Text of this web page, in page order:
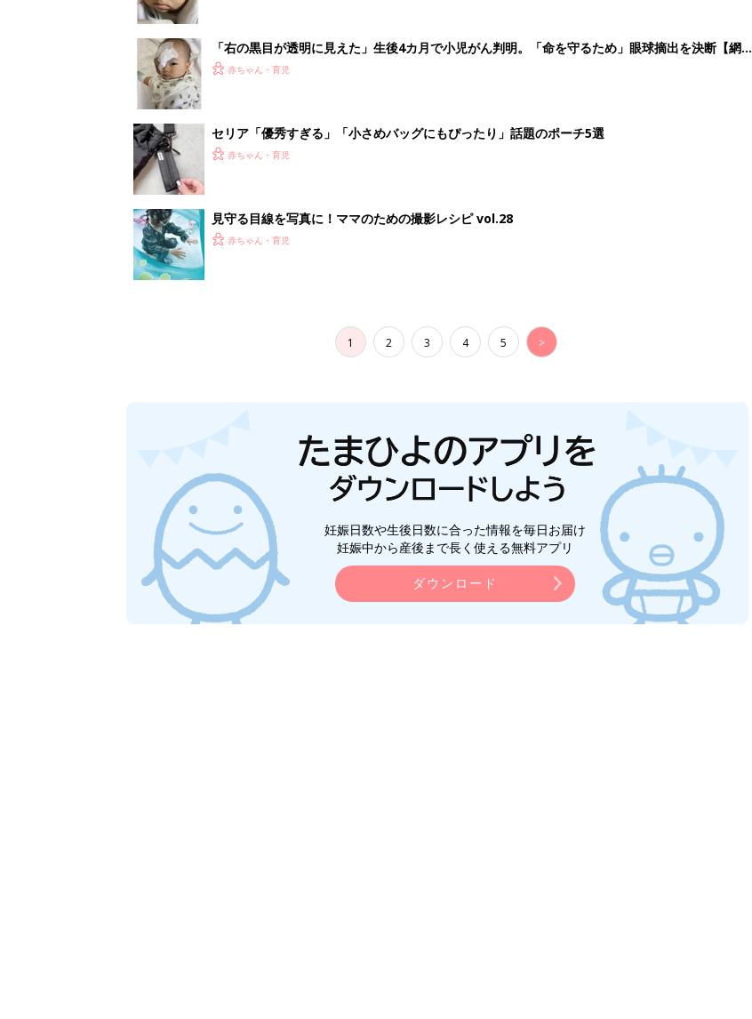
「右の黒目が透明に見えた」生後4カ月で小児がん判明。「命を守るため」眼球摘出を決断【網膜
芽細胞腫】
赤ちゃん・育児
セリア「優秀すぎる」「小さめバッグにもぴったり」話題のポーチ5選
赤ちゃん・育児
見守る目線を写真に！ママのための撮影レシピ vol.28
赤ちゃん・育児
1 2 3 4 5 >
妊娠日数や生後日数に合った情報を毎日お届け
妊娠中から産後まで長く使える無料アプリ
ダウンロード